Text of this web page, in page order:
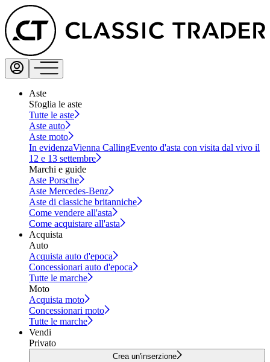
Aste
Sfoglia le aste
Tutte le aste
Aste auto
Aste moto
In evidenzaVienna CallingEvento d'asta con visita dal vivo il
12 e 13 settembre
Marchi e guide
Aste Porsche
Aste Mercedes-Benz
Aste di classiche britanniche
Come vendere all'asta
Come acquistare all'asta
Acquista
Auto
Acquista auto d'epoca
Concessionari auto d'epoca
Tutte le marche
Moto
Acquista moto
Concessionari moto
Tutte le marche
Vendi
Privato
Crea un'inserzione